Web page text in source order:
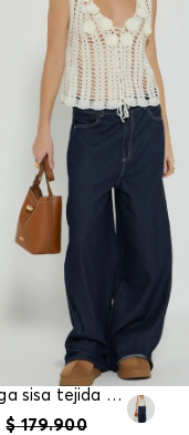
Blusa manga sisa tejida para mujer
$ 179.900